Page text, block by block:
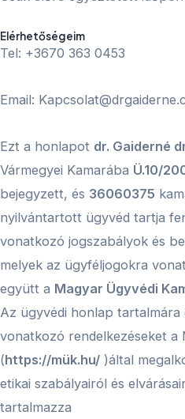
Elérhetőségeim
Tel: +3670 363 0453
Email:
Ezt a honlapot dr. Gaiderné
Vármegyei Kamarába Ü.10/
bejegyzett, és 36060375
nyilvántartott ügyvéd tartja
vonatkozó jogszabályok és
melyek az ügyféljogokra
együtt a Magyar Ügyvédi
Az ügyvédi honlap tartalmára
vonatkozó rendelkezéseket a
(https://mük.hu/ )által
etikai szabályairól és
tartalmazza